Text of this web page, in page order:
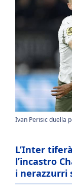
Ivan Perisic duella
L’Inter
l’incastro
i nerazzurri